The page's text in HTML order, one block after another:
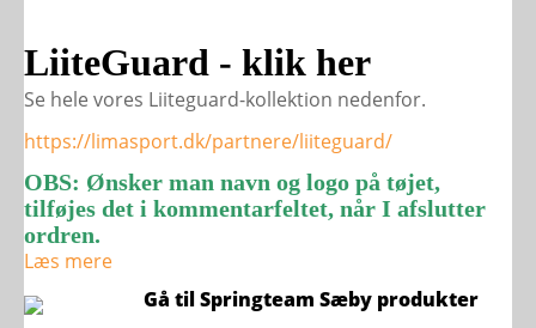
LiiteGuard - klik her
Se hele vores Liiteguard-kollektion nedenfor.
https://limasport.dk/partnere/liiteguard/
OBS: Ønsker man navn og logo på tøjet,
tilføjes det i kommentarfeltet, når I afslutter
ordren.
Læs mere
Gå til Springteam Sæby produkter